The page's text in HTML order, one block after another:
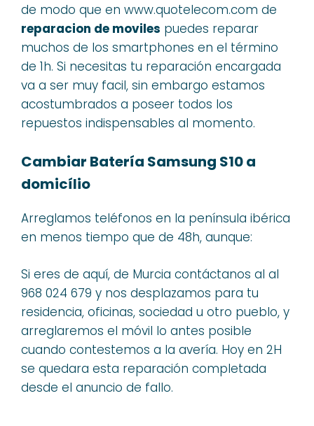
de modo que en www.quotelecom.com de
reparacion de moviles puedes reparar
muchos de los smartphones en el término
de 1h. Si necesitas tu reparación encargada
va a ser muy facil, sin embargo estamos
acostumbrados a poseer todos los
repuestos indispensables al momento.
Cambiar Batería Samsung S10 a
domicílio
Arreglamos teléfonos en la península ibérica
en menos tiempo que de 48h, aunque:
Si eres de aquí, de Murcia contáctanos al al
968 024 679 y nos desplazamos para tu
residencia, oficinas, sociedad u otro pueblo, y
arreglaremos el móvil lo antes posible
cuando contestemos a la avería. Hoy en 2H
se quedara esta reparación completada
desde el anuncio de fallo.